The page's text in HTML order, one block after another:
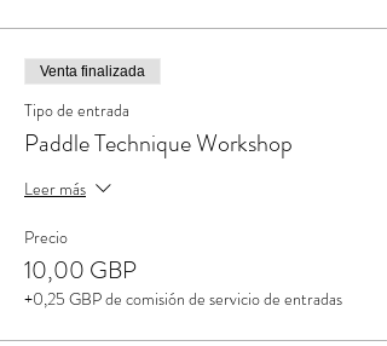
Venta finalizada
Tipo de entrada
Paddle Technique Workshop
Leer más
Precio
10,00 GBP
+0,25 GBP de comisión de servicio de entradas